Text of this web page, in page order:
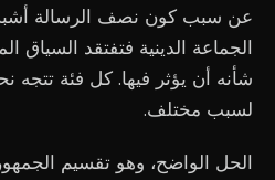
عن سبب كون نصف الرسالة أشبه
الجماعة الدينية فتفتقد
شأنه أن يؤثر فيها. كل فئة تتجه
لسبب مختلف.
الحل الواضح، وهو تقسيم